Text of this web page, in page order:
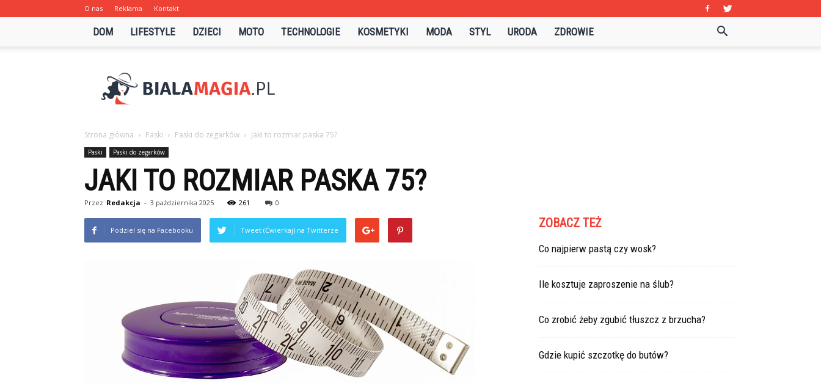
O nas Reklama Kontakt
DOM LIFESTYLE DZIECI MOTO TECHNOLOGIE KOSMETYKI MODA STYL URODA ZDROWIE
Strona główna Paski Paski do zegarków Jaki to rozmiar paska 75?
Paski Paski do zegarków
JAKI TO ROZMIAR PASKA 75?
Przez Redakcja - 3 października 2025 261 0
Podziel się na Facebooku Tweet (Ćwierkaj) na Twitterze ZOBACZ TEŻ
Co najpierw pastą czy wosk?
Ile kosztuje zaproszenie na ślub?
Co zrobić żeby zgubić tłuszcz z brzucha?
Gdzie kupić szczotkę do butów?